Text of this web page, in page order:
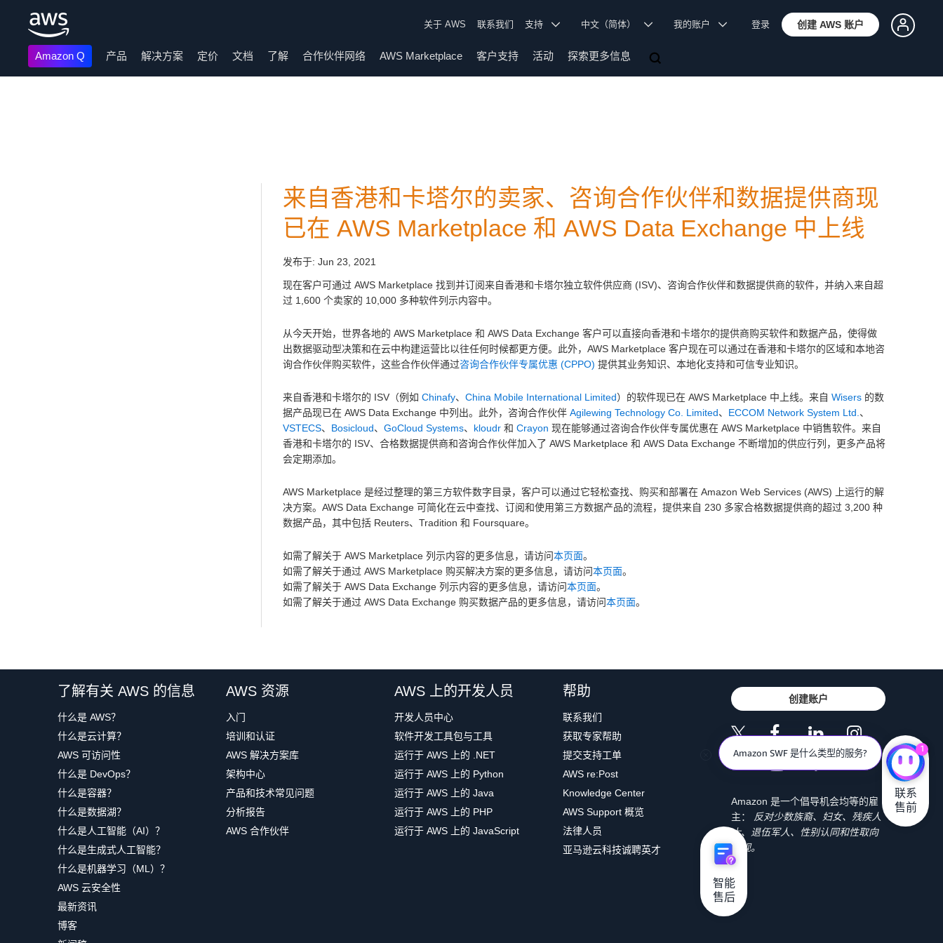
关于 AWS 联系我们 支持 中文（简体） 我的账户 登录 创建 AWS 账户
Amazon Q 产品 解决方案 定价 文档 了解 合作伙伴网络 AWS Marketplace 客户支持 活动 探索更多信息
来自香港和卡塔尔的卖家、咨询合作伙伴和数据提供商现
已在 AWS Marketplace 和 AWS Data Exchange 中上线
发布于: Jun 23, 2021
现在客户可通过 AWS Marketplace 找到并订阅来自香港和卡塔尔独立软件供应商 (ISV)、咨询合作伙伴和数据提供商的软件，并纳入来自超
过 1,600 个卖家的 10,000 多种软件列示内容中。
从今天开始，世界各地的 AWS Marketplace 和 AWS Data Exchange 客户可以直接向香港和卡塔尔的提供商购买软件和数据产品，使得做
出数据驱动型决策和在云中构建运营比以往任何时候都更方便。此外，AWS Marketplace 客户现在可以通过在香港和卡塔尔的区域和本地咨
询合作伙伴购买软件，这些合作伙伴通过咨询合作伙伴专属优惠 (CPPO) 提供其业务知识、本地化支持和可信专业知识。
来自香港和卡塔尔的 ISV（例如 Chinafy、 China Mobile International Limited）的软件现已在 AWS Marketplace 中上线。来自 Wisers 的数
据产品现已在 AWS Data Exchange 中列出。此外，咨询合作伙伴 Agilewing Technology Co. Limited、 ECCOM Network System Ltd. 、
VSTECS、 Bosicloud、 GoCloud Systems、 kloudr 和 Crayon 现在能够通过咨询合作伙伴专属优惠在 AWS Marketplace 中销售软件。来自
香港和卡塔尔的 ISV、合格数据提供商和咨询合作伙伴加入了 AWS Marketplace 和 AWS Data Exchange 不断增加的供应行列，更多产品将
会定期添加。
AWS Marketplace 是经过整理的第三方软件数字目录，客户可以通过它轻松查找、购买和部署在 Amazon Web Services (AWS) 上运行的解
决方案。AWS Data Exchange 可简化在云中查找、订阅和使用第三方数据产品的流程，提供来自 230 多家合格数据提供商的超过 3,200 种
数据产品，其中包括 Reuters、Tradition 和 Foursquare。
如需了解关于 AWS Marketplace 列示内容的更多信息，请访问本页面。
如需了解关于通过 AWS Marketplace 购买解决方案的更多信息，请访问本页面。
如需了解关于 AWS Data Exchange 列示内容的更多信息，请访问本页面。
如需了解关于通过 AWS Data Exchange 购买数据产品的更多信息，请访问本页面。
了解有关 AWS 的信息
什么是 AWS？
什么是云计算？
AWS 可访问性
什么是 DevOps？
什么是容器？
什么是数据湖？
什么是人工智能（AI）？
什么是生成式人工智能？
什么是机器学习（ML）？
AWS 云安全性
最新资讯
博客
AWS 资源
入门
培训和认证
AWS 解决方案库
架构中心
产品和技术常见问题
分析报告
AWS 合作伙伴
AWS 上的开发人员
开发人员中心
软件开发工具包与工具
运行于 AWS 上的 .NET
运行于 AWS 上的 Python
运行于 AWS 上的 Java
运行于 AWS 上的 PHP
运行于 AWS 上的 JavaScript
帮助
联系我们
获取专家帮助
提交支持工单
AWS re:Post
Knowledge Center
AWS Support 概览
法律人员
亚马逊云科技诚聘英才
创建账户
Amazon 是一个倡导机会均等的雇
主：
反对少数族裔、妇女、残疾人
士、退伍军人、性别认同和性取向
歧视。
Amazon SWF 是什么类型的服务? 1
联系
售前
智能
售后